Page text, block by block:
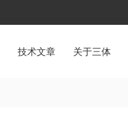
技术文章 关于三体